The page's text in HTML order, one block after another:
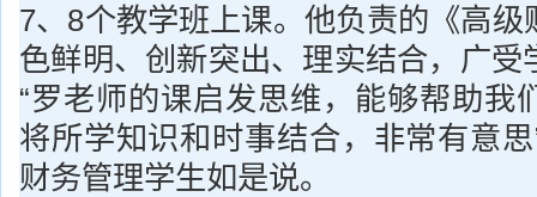
7、8个教学班上课。他负责的《高级
色鲜明、创新突出、理实结合，广受
“罗老师的课启发思维，能够帮助我
将所学知识和时事结合，非常有意
财务管理学生如是说。